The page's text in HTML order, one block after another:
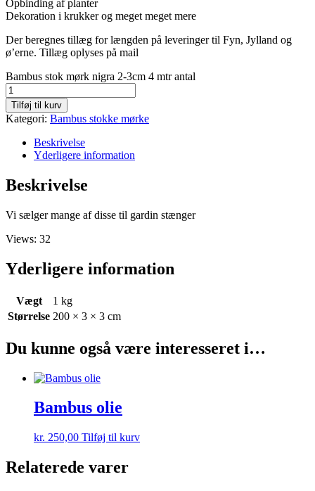
Opbinding af planter
Dekoration i krukker og meget meget mere
Der beregnes tillæg for længden på leveringer til Fyn, Jylland og
ø’erne. Tillæg oplyses på mail
Bambus stok mørk nigra 2-3cm 4 mtr antal
Tilføj til kurv
Kategori: Bambus stokke mørke
Beskrivelse
Yderligere information
Beskrivelse
Vi sælger mange af disse til gardin stænger
Views: 32
Yderligere information
Vægt
1 kg
Størrelse 200 × 3 × 3 cm
Du kunne også være interesseret i…
Bambus olie
kr. 250,00 Tilføj til kurv
Relaterede varer